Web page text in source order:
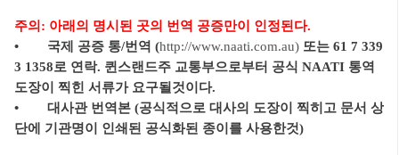
주의: 아래의 명시된 곳의 번역 공증만이 인정된다.
• 국제 공증 통/번역 (http://www.naati.com.au) 또는 61 7 339
3 1358로 연락. 퀸스랜드주 교통부으로부터 공식 NAATI 통역
도장이 찍힌 서류가 요구될것이다.
• 대사관 번역본 (공식적으로 대사의 도장이 찍히고 문서 상
단에 기관명이 인쇄된 공식화된 종이를 사용한것)